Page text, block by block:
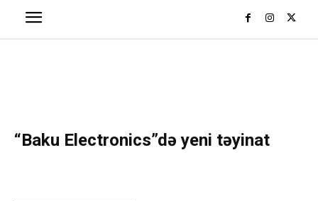
“Baku Electronics”də yeni təyinat